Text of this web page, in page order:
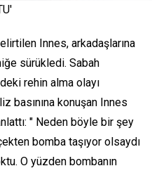
Innes, arkadaşlarına
sürükledi. Sabah
rehin alma olayı
basınına konuşan Innes
" Neden böyle bir şey
bomba taşıyor olsaydı
O yüzden bombanın